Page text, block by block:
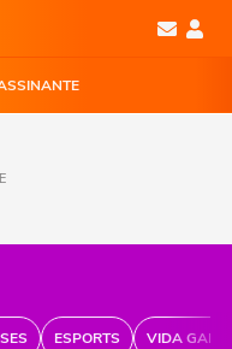
ESPORTS VIDA